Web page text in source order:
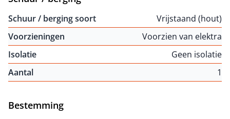
Schuur / berging soort
Vrijstaand (hout)
Voorzieningen
Voorzien van elektra
Isolatie
Geen isolatie
Aantal
1
Bestemming